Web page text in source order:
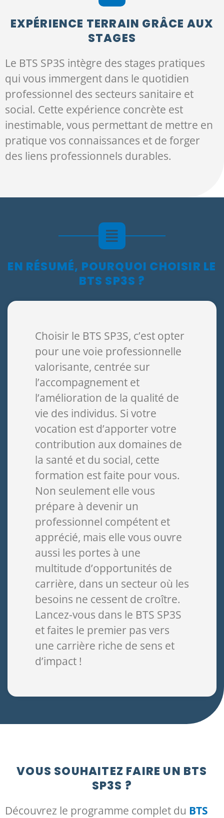
EXPÉRIENCE TERRAIN GRÂCE AUX
STAGES
Le BTS SP3S intègre des stages pratiques
qui vous immergent dans le quotidien
professionnel des secteurs sanitaire et
social. Cette expérience concrète est
inestimable, vous permettant de mettre en
pratique vos connaissances et de forger
des liens professionnels durables.
EN RÉSUMÉ, POURQUOI CHOISIR LE
BTS SP3S ?
Choisir le BTS SP3S, c’est opter
pour une voie professionnelle
valorisante, centrée sur
l’accompagnement et
l’amélioration de la qualité de
vie des individus. Si votre
vocation est d’apporter votre
contribution aux domaines de
la santé et du social, cette
formation est faite pour vous.
Non seulement elle vous
prépare à devenir un
professionnel compétent et
apprécié, mais elle vous ouvre
aussi les portes à une
multitude d’opportunités de
carrière, dans un secteur où les
besoins ne cessent de croître.
Lancez-vous dans le BTS SP3S
et faites le premier pas vers
une carrière riche de sens et
d’impact !
VOUS SOUHAITEZ FAIRE UN BTS
SP3S ?
Découvrez le programme complet du BTS